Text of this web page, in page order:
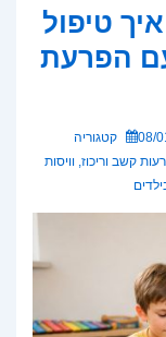
טיפול
הפרעת
08/
קטגוריה
קשב וריכוז וויסות